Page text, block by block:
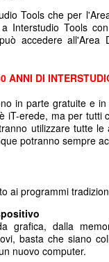
Tools che per
Interstudio Tools
accedere all'Area
ANNI DI
in parte gratuite e
iT-erede, ma per tutti
utilizzare tutte
potranno sempre
ai programmi
grafica, dalla
basta che siano
nuovo computer.